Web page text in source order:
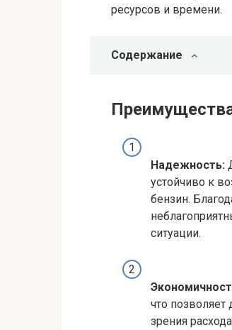
ресурсов и времени.
Содержание
Надежность:
устойчиво к
бензин.
ситуации.
что
зрения